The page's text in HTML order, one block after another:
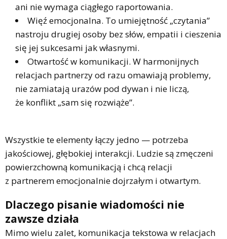
ani nie wymaga ciągłego raportowania.
Więź emocjonalna. To umiejętność „czytania”
nastroju drugiej osoby bez słów, empatii i cieszenia
się jej sukcesami jak własnymi.
Otwartość w komunikacji. W harmonijnych
relacjach partnerzy od razu omawiają problemy,
nie zamiatają urazów pod dywan i nie liczą,
że konflikt „sam się rozwiąże”.
Wszystkie te elementy łączy jedno — potrzeba
jakościowej, głębokiej interakcji. Ludzie są zmęczeni
powierzchowną komunikacją i chcą relacji
z partnerem emocjonalnie dojrzałym i otwartym.
Dlaczego pisanie wiadomości nie
zawsze działa
Mimo wielu zalet, komunikacja tekstowa w relacjach